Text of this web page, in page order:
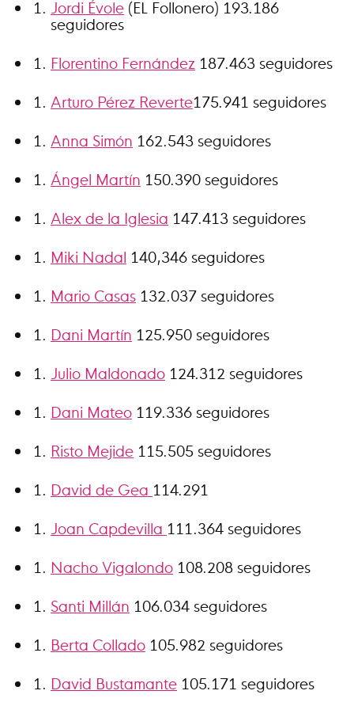
Jordi Évole (EL Follonero) 193.186
seguidores
Florentino Fernández 187.463 seguidores
Arturo Pérez Reverte175.941 seguidores
Anna Simón 162.543 seguidores
Ángel Martín 150.390 seguidores
Alex de la Iglesia 147.413 seguidores
Miki Nadal 140,346 seguidores
Mario Casas 132.037 seguidores
Dani Martín 125.950 seguidores
Julio Maldonado 124.312 seguidores
Dani Mateo 119.336 seguidores
Risto Mejide 115.505 seguidores
David de Gea 114.291
Joan Capdevilla 111.364 seguidores
Nacho Vigalondo 108.208 seguidores
Santi Millán 106.034 seguidores
Berta Collado 105.982 seguidores
David Bustamante 105.171 seguidores